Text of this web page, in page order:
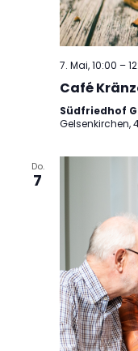
7. Mai, 10:00 –
Café
Südfriedhof
Gelsenkirchen,
Do.
7